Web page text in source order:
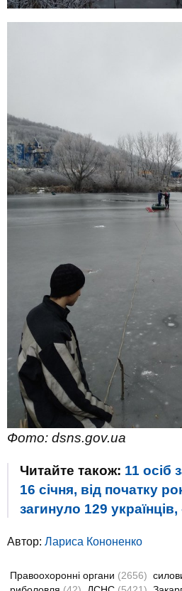
Фото: dsns.gov.ua
Читайте також: 11 осіб
16 січня, від початку
загинуло 129
Автор: Лариса Кононенко
Правоохоронні органи (2656)